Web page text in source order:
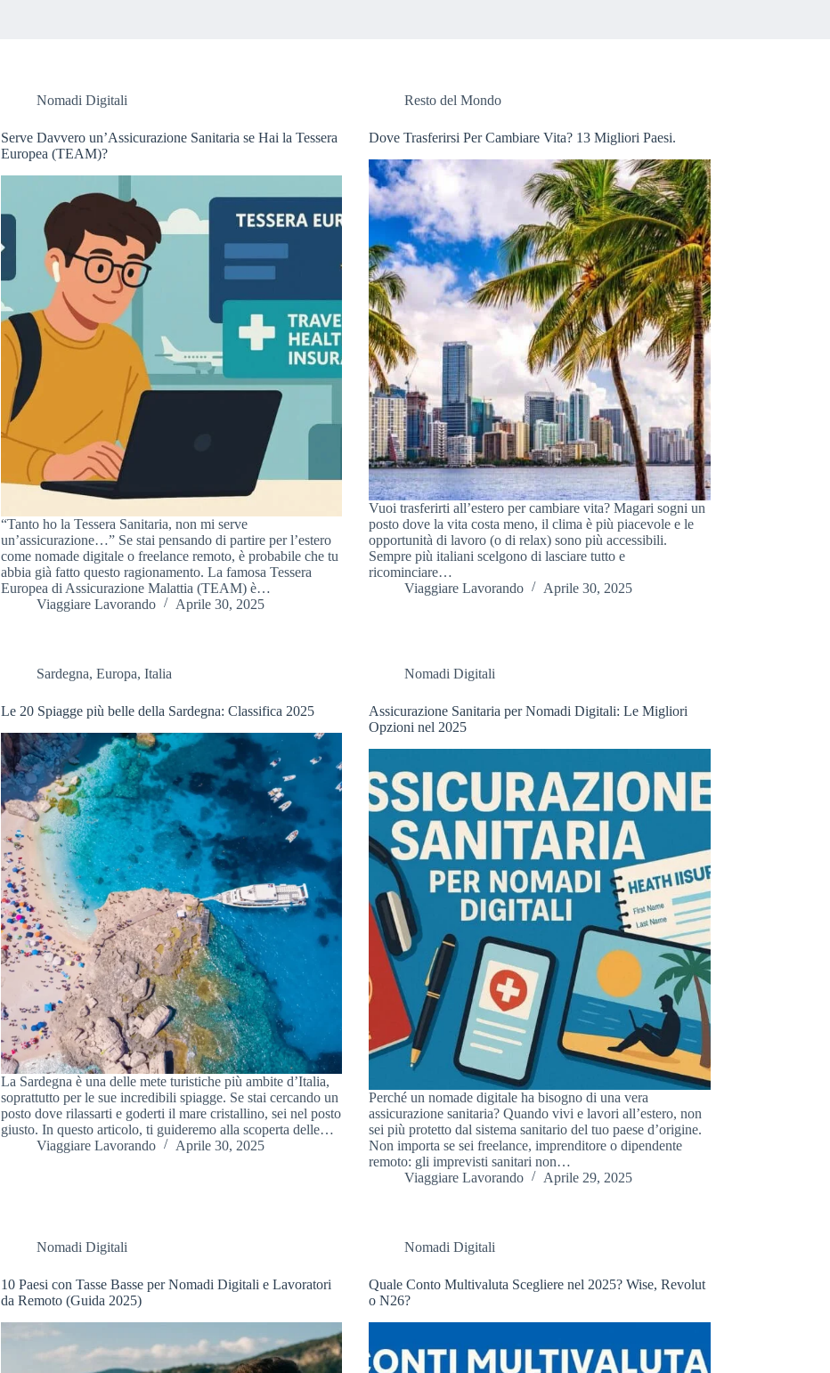
Nomadi Digitali
Serve Davvero un’Assicurazione Sanitaria se Hai la Tessera
Europea (TEAM)?
“Tanto ho la Tessera Sanitaria, non mi serve
un’assicurazione…” Se stai pensando di partire per l’estero
come nomade digitale o freelance remoto, è probabile che tu
abbia già fatto questo ragionamento. La famosa Tessera
Europea di Assicurazione Malattia (TEAM) è…
Viaggiare Lavorando
Aprile 30, 2025
Resto del Mondo
Dove Trasferirsi Per Cambiare Vita? 13 Migliori Paesi.
Vuoi trasferirti all’estero per cambiare vita? Magari sogni un
posto dove la vita costa meno, il clima è più piacevole e le
opportunità di lavoro (o di relax) sono più accessibili.
Sempre più italiani scelgono di lasciare tutto e
ricominciare…
Viaggiare Lavorando
Aprile 30, 2025
Sardegna,Europa,Italia
Le 20 Spiagge più belle della Sardegna: Classifica 2025
La Sardegna è una delle mete turistiche più ambite d’Italia,
soprattutto per le sue incredibili spiagge. Se stai cercando un
posto dove rilassarti e goderti il mare cristallino, sei nel posto
giusto. In questo articolo, ti guideremo alla scoperta delle…
Viaggiare Lavorando
Aprile 30, 2025
Nomadi Digitali
Assicurazione Sanitaria per Nomadi Digitali: Le Migliori
Opzioni nel 2025
Perché un nomade digitale ha bisogno di una vera
assicurazione sanitaria? Quando vivi e lavori all’estero, non
sei più protetto dal sistema sanitario del tuo paese d’origine.
Non importa se sei freelance, imprenditore o dipendente
remoto: gli imprevisti sanitari non…
Viaggiare Lavorando
Aprile 29, 2025
Nomadi Digitali
10 Paesi con Tasse Basse per Nomadi Digitali e Lavoratori
da Remoto (Guida 2025)
Nomadi Digitali
Quale Conto Multivaluta Scegliere nel 2025? Wise, Revolut
o N26?